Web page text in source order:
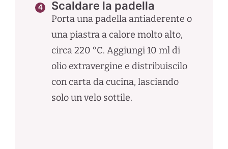
Scaldare la padella
Porta una padella antiaderente o
una piastra a calore molto alto,
circa 220 °C. Aggiungi 10 ml di
olio extravergine e distribuiscilo
con carta da cucina, lasciando
solo un velo sottile.